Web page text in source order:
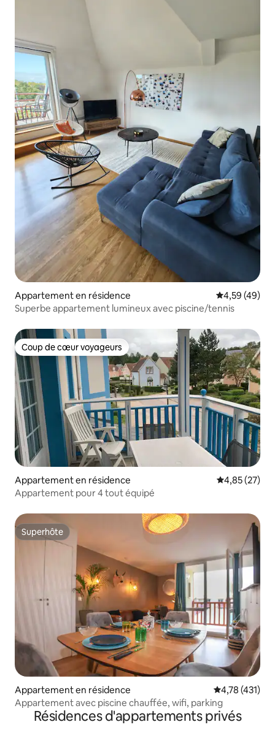
Appartement en résidence Évaluation
4,59 (49)
Superbe appartement lumineux avec piscine/tennis
Coup de cœur voyageurs
Coup de cœur voyageurs
Appartement en résidence Évaluation
4,85 (27)
Appartement pour 4 tout équipé
Superhôte
Superhôte
Appartement en résidence Évaluation
4,78 (431)
Appartement avec piscine chauffée, wifi, parking
Résidences d'appartements privés